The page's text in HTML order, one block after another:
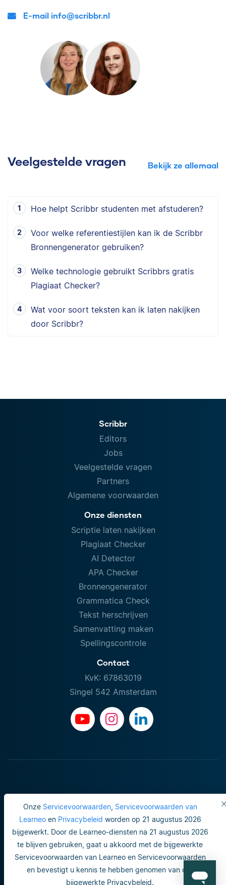
Onze Servicevoorwaarden, Servicevoorwaarden van
Learneoen Privacybeleid worden op 21 augustus 2026
bijgewerkt. Door de Learneo-diensten na 21 augustus 2026
te blijven gebruiken, gaat u akkoord met de bijgewerkte
Servicevoorwaarden van Learneo en Servicevoorwaarden
en bevestigt u kennis te hebben genomen van ons
bijgewerkte Privacybeleid.
E-mail info@scribbr.nl
Veelgestelde vragen Bekijk ze allemaal
Hoe helpt Scribbr studenten met afstuderen?
Voor welke referentiestijlen kan ik de Scribbr
Bronnengenerator gebruiken?
Welke technologie gebruikt Scribbrs gratis
Plagiaat Checker?
Wat voor soort teksten kan ik laten nakijken
door Scribbr?
Scribbr
Editors
Jobs
Veelgestelde vragen
Partners
Algemene voorwaarden
Onze diensten
Scriptie laten nakijken
Plagiaat Checker
AI Detector
APA Checker
Bronnengenerator
Grammatica Check
Tekst herschrijven
Samenvatting maken
Spellingscontrole
Contact
KvK: 67863019
Singel 542 Amsterdam
Gebruiksvoorwaarden
Do not sell or share my personal info
Veiligheid en privacy